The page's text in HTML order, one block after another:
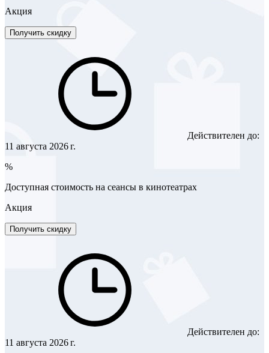
Акция
Получить скидку
Действителен до:
11 августа 2026 г.
%
Доступная стоимость на сеансы в кинотеатрах
Акция
Получить скидку
Действителен до:
11 августа 2026 г.